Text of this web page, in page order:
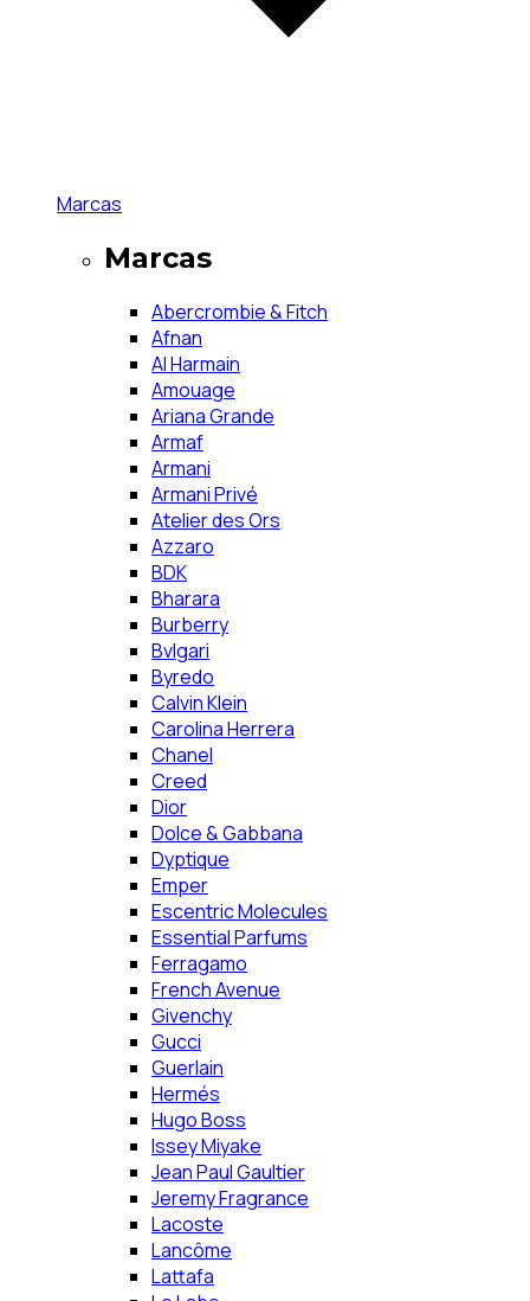
Marcas
Marcas
Abercrombie & Fitch
Afnan
Al Harmain
Amouage
Ariana Grande
Armaf
Armani
Armani Privé
Atelier des Ors
Azzaro
BDK
Bharara
Burberry
Bvlgari
Byredo
Calvin Klein
Carolina Herrera
Chanel
Creed
Dior
Dolce & Gabbana
Dyptique
Emper
Escentric Molecules
Essential Parfums
Ferragamo
French Avenue
Givenchy
Gucci
Guerlain
Hermés
Hugo Boss
Issey Miyake
Jean Paul Gaultier
Jeremy Fragrance
Lacoste
Lancôme
Lattafa